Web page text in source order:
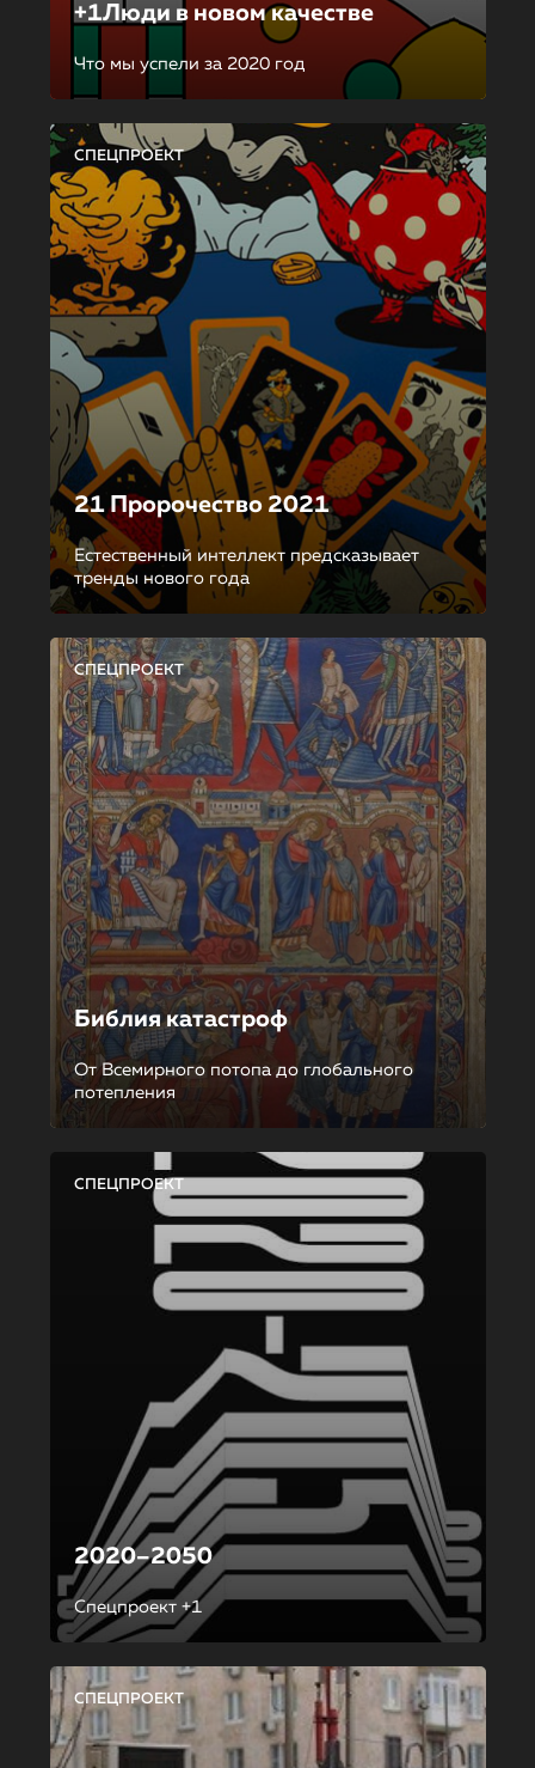
+1Люди в новом качестве
Что мы успели за 2020 год
СПЕЦПРОЕКТ
21 Пророчество 2021
Естественный интеллект предсказывает
тренды нового года
СПЕЦПРОЕКТ
Библия катастроф
От Всемирного потопа до глобального
потепления
СПЕЦПРОЕКТ
2020–2050
Спецпроект +1
СПЕЦПРОЕКТ